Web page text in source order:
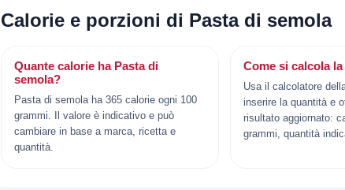
Calorie e porzioni di Pasta di semola
Quante calorie ha Pasta di
semola?
Pasta di semola ha 365 calorie ogni 100
grammi. Il valore è indicativo e può
cambiare in base a marca, ricetta e
quantità.
Come si calcola
Usa il calcolatore
inserire la quantità e
risultato aggiornato:
grammi, quantità